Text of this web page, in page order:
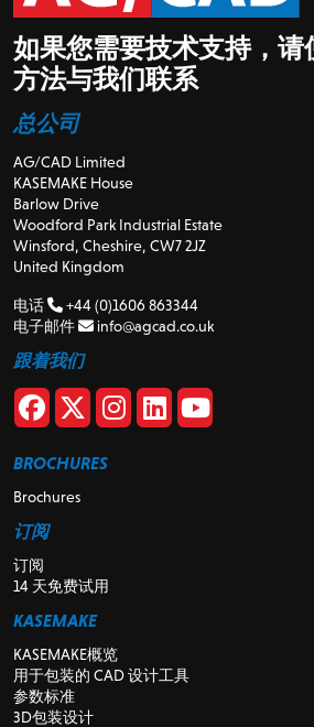
如果您需要技术支持，请
方法与我们联系
总公司
AG/CAD Limited
KASEMAKE House
Barlow Drive
Woodford Park Industrial Estate
Winsford, Cheshire, CW7 2JZ
United Kingdom
电话
+44 (0)1606 863344
电子邮件
info@agcad.co.uk
跟着我们
BROCHURES
Brochures
订阅
订阅
14 天免费试用
KASEMAKE
KASEMAKE概览
用于包装的 CAD 设计工具
参数标准
3D包装设计